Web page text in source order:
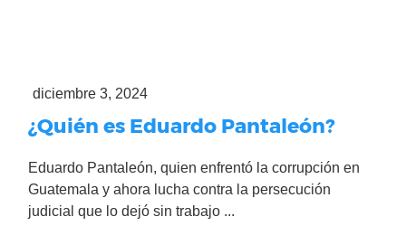
diciembre 3, 2024
¿Quién es Eduardo Pantaleón?
Eduardo Pantaleón, quien enfrentó la corrupción en
Guatemala y ahora lucha contra la persecución
judicial que lo dejó sin trabajo ...